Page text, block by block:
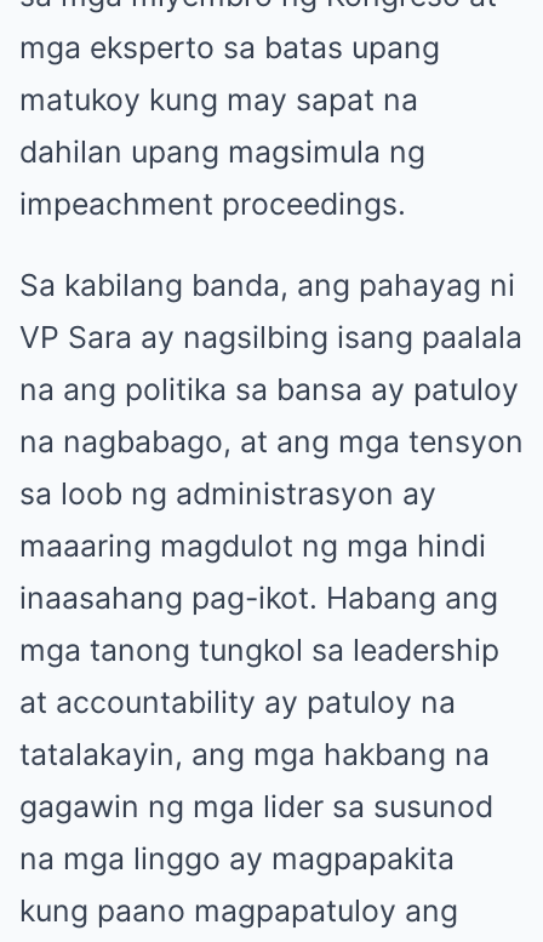
mga eksperto sa batas upang
matukoy kung may sapat na
dahilan upang magsimula ng
impeachment proceedings.
Sa kabilang banda, ang pahayag ni
VP Sara ay nagsilbing isang paalala
na ang politika sa bansa ay patuloy
na nagbabago, at ang mga tensyon
sa loob ng administrasyon ay
maaaring magdulot ng mga hindi
inaasahang pag-ikot. Habang ang
mga tanong tungkol sa leadership
at accountability ay patuloy na
tatalakayin, ang mga hakbang na
gagawin ng mga lider sa susunod
na mga linggo ay magpapakita
kung paano magpapatuloy ang